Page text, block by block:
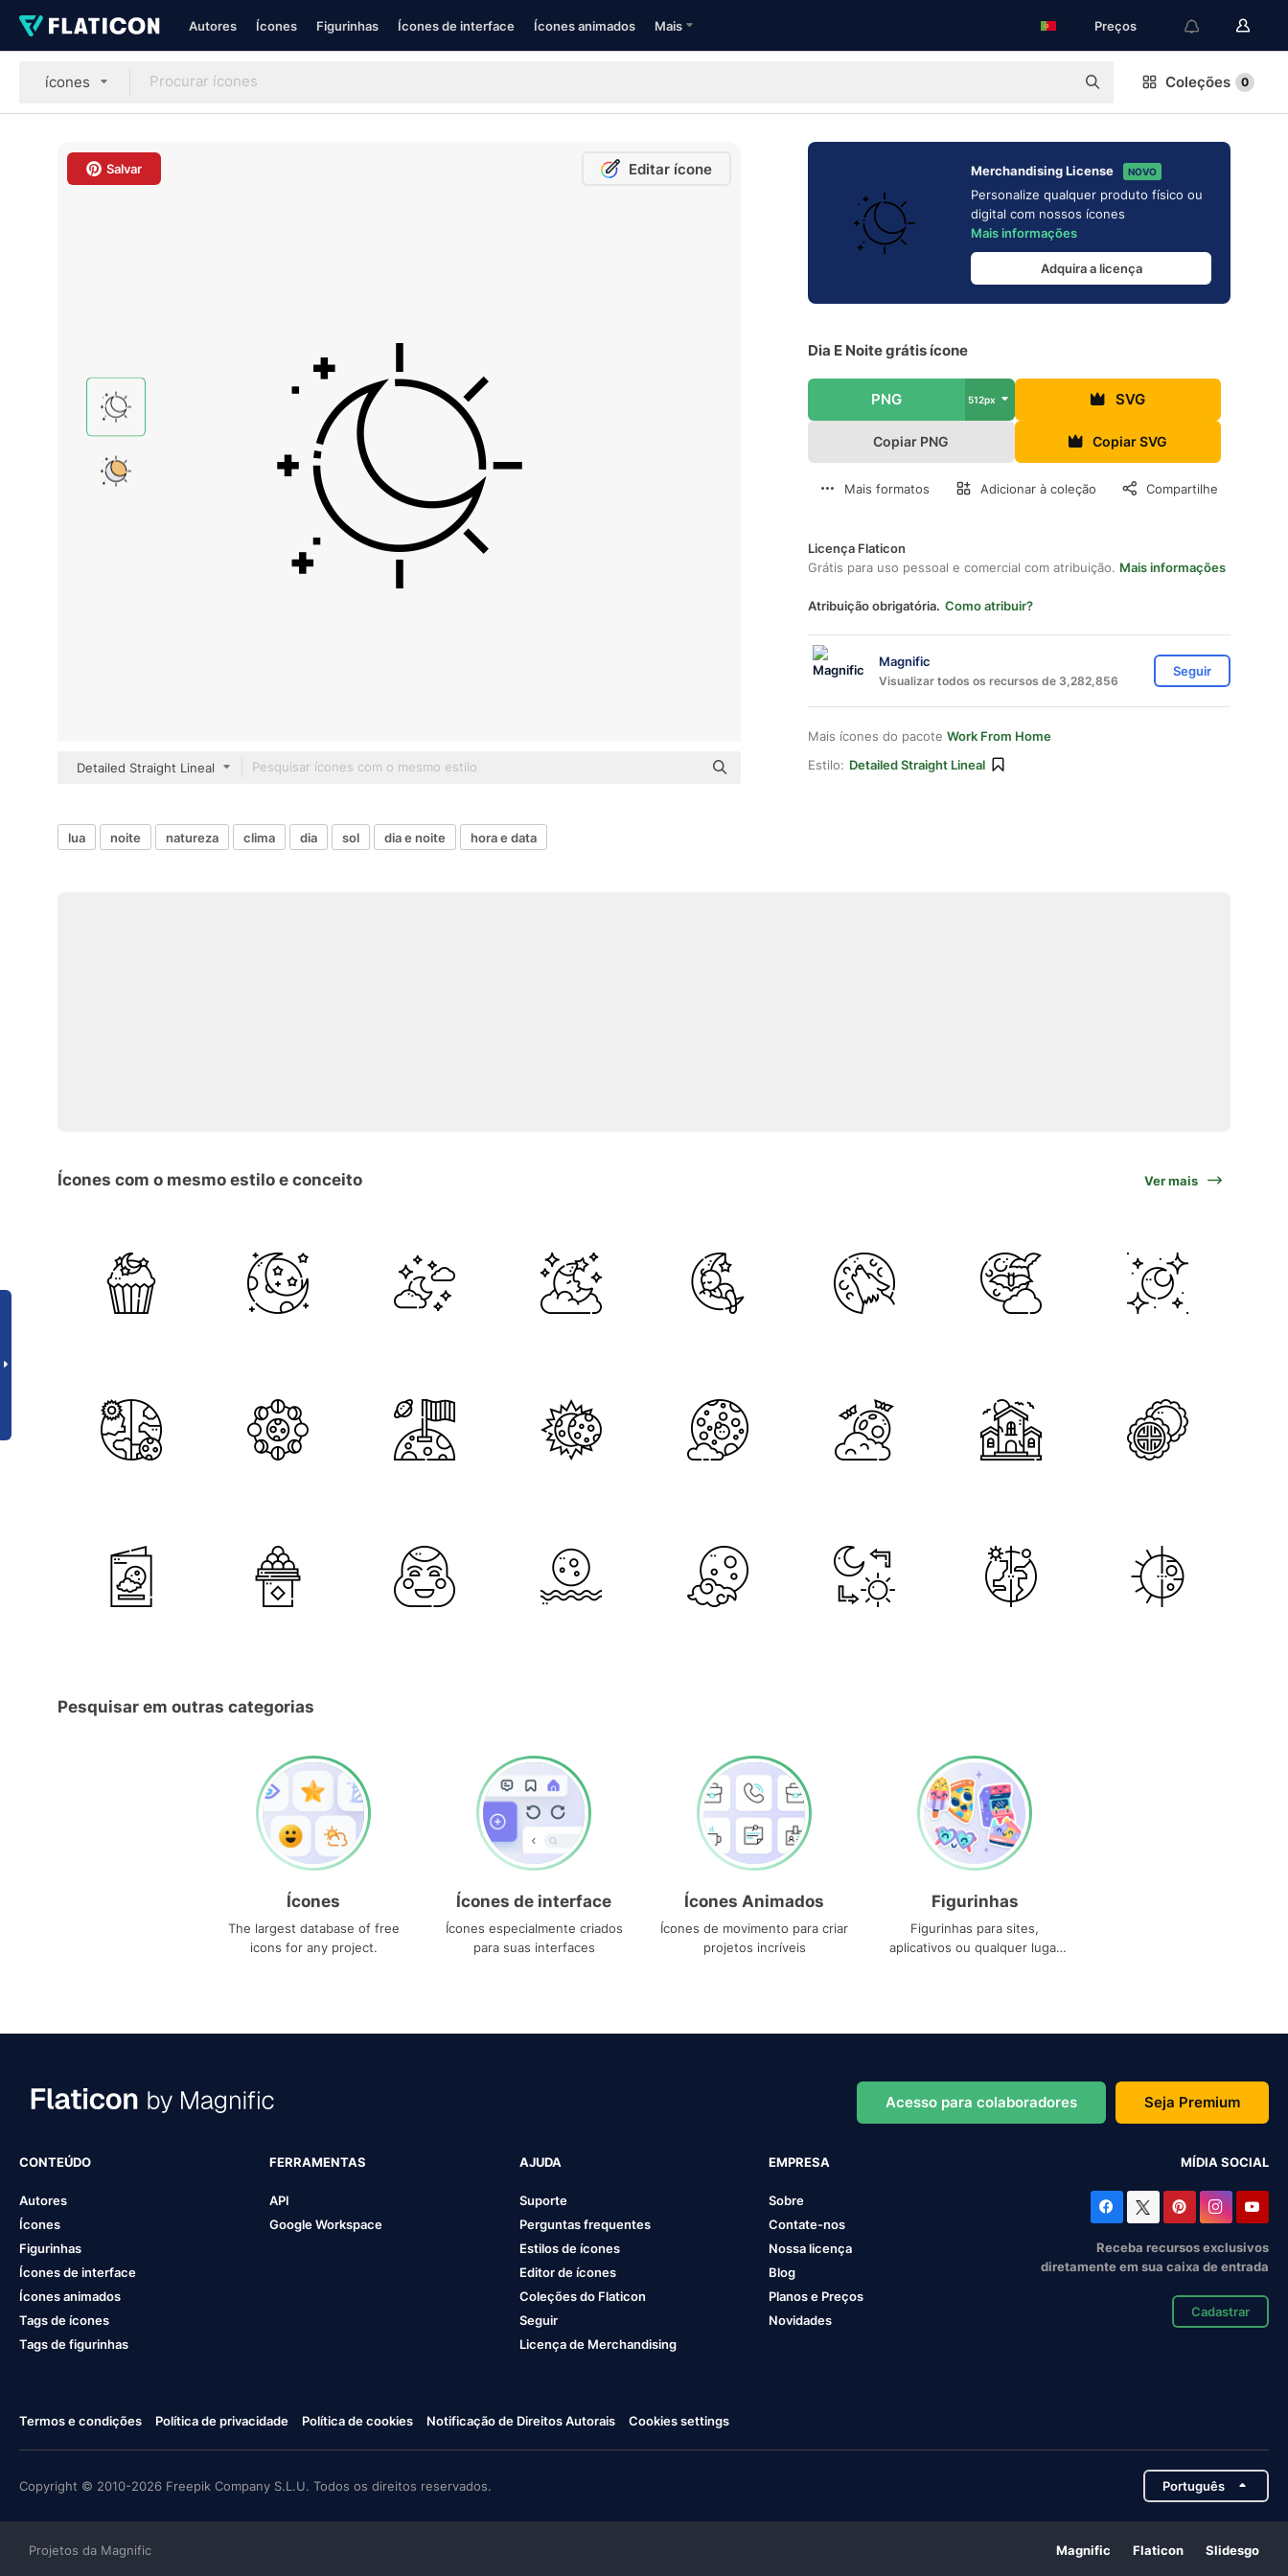
Autores Ícones Figurinhas Ícones de interface Ícones animados Mais Preços
ícones Coleções 0
Salvar Editar ícone
Detailed Straight Lineal
Merchandising License NOVO
Personalize qualquer produto físico ou
digital com nossos ícones
Mais informações
Adquira a licença
Dia E Noite grátis ícone
PNG 512px SVG
Copiar PNG Copiar SVG
Mais formatos Adicionar à coleção Compartilhe
Licença Flaticon
Grátis para uso pessoal e comercial com atribuição. Mais informações
Atribuição obrigatória. Como atribuir?
Magnific
Visualizar todos os recursos de 3,282,856
Seguir
Mais ícones do pacote Work From Home
Estilo: Detailed Straight Lineal
lua noite natureza clima dia sol dia e noite hora e data
Ícones com o mesmo estilo e conceito Ver mais
Pesquisar em outras categorias
Ícones
The largest database of free
icons for any project.
Ícones de interface
Ícones especialmente criados
para suas interfaces
Ícones Animados
Ícones de movimento para criar
projetos incríveis
Figurinhas
Figurinhas para sites,
aplicativos ou qualquer lugar
Acesso para colaboradores Seja Premium
CONTEÚDO
Autores
Ícones
Figurinhas
Ícones de interface
Ícones animados
Tags de ícones
Tags de figurinhas
FERRAMENTAS
API
Google Workspace
AJUDA
Suporte
Perguntas frequentes
Estilos de ícones
Editor de ícones
Coleções do Flaticon
Seguir
Licença de Merchandising
EMPRESA
Sobre
Contate-nos
Nossa licença
Blog
Planos e Preços
Novidades
MÍDIA SOCIAL
Receba recursos exclusivos
diretamente em sua caixa de entrada
Cadastrar
Termos e condições Política de privacidade Política de cookies Notificação de Direitos Autorais Cookies settings
Copyright © 2010-2026 Freepik Company S.L.U. Todos os direitos reservados. Português
Projetos da Magnific Magnific Flaticon Slidesgo